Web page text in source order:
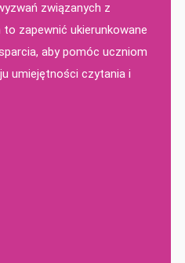
związanych z
zapewnić ukierunkowane
aby pomóc uczniom
umiejętności czytania i